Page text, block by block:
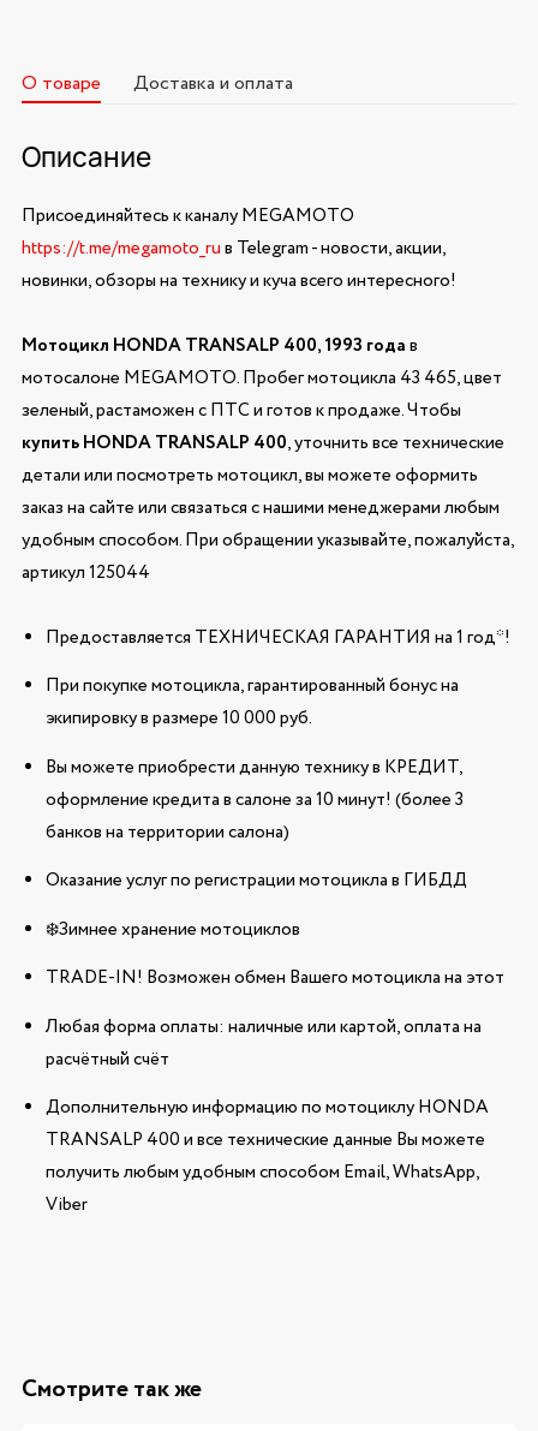
О товаре Доставка и оплата
Описание
Присоединяйтесь к каналу MEGAMOTO
https://t.me/megamoto_ruв Telegram - новости, акции,
новинки, обзоры на технику и куча всего интересного!
Мотоцикл HONDA TRANSALP 400, 1993 годав
мотосалоне MEGAMOTO. Пробег мотоцикла 43 465, цвет
зеленый, растаможен с ПТС и готов к продаже. Чтобы
купить HONDA TRANSALP 400, уточнить все технические
детали или посмотреть мотоцикл, вы можете оформить
заказ на сайте или связаться с нашими менеджерами любым
удобным способом. При обращении указывайте, пожалуйста,
артикул 125044
Предоставляется ТЕХНИЧЕСКАЯ ГАРАНТИЯ на 1 год*!
При покупке мотоцикла, гарантированный бонус на
экипировку в размере 10 000 руб.
Вы можете приобрести данную технику в КРЕДИТ,
оформление кредита в салоне за 10 минут! (более 3
банков на территории салона)
Оказание услуг по регистрации мотоцикла в ГИБДД
❄️Зимнее хранение мотоциклов
TRADE-IN! Возможен обмен Вашего мотоцикла на этот
Любая форма оплаты: наличные или картой, оплата на
расчётный счёт
Дополнительную информацию по мотоциклу HONDA
TRANSALP 400 и все технические данные Вы можете
получить любым удобным способом Email, WhatsApp,
Viber
Смотрите так же